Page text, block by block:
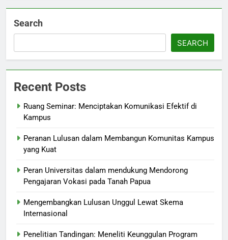
Search
SEARCH
Recent Posts
Ruang Seminar: Menciptakan Komunikasi Efektif di
Kampus
Peranan Lulusan dalam Membangun Komunitas Kampus
yang Kuat
Peran Universitas dalam mendukung Mendorong
Pengajaran Vokasi pada Tanah Papua
Mengembangkan Lulusan Unggul Lewat Skema
Internasional
Penelitian Tandingan: Meneliti Keunggulan Program